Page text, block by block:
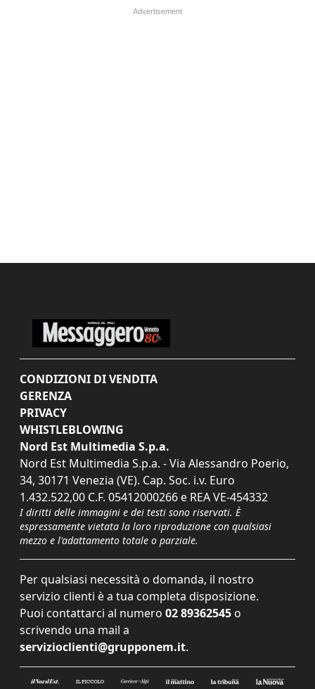
CONDIZIONI DI VENDITA
GERENZA
PRIVACY
WHISTLEBLOWING
Nord Est Multimedia S.p.a.
Nord Est Multimedia S.p.a. - Via Alessandro Poerio,
34, 30171 Venezia (VE). Cap. Soc. i.v. Euro
1.432.522,00 C.F. 05412000266 e REA VE-454332
I diritti delle immagini e dei testi sono riservati. È
espressamente vietata la loro riproduzione con qualsiasi
mezzo e l'adattamento totale o parziale.
Per qualsiasi necessità o domanda, il nostro
servizio clienti è a tua completa disposizione.
Puoi contattarci al numero 02 89362545 o
scrivendo una mail a
servizioclienti@grupponem.it.